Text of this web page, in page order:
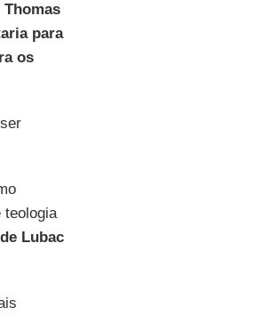
Thomas
para
os
teologia
Lubac